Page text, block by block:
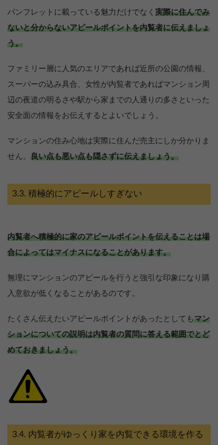
パンフレットに載っている魅力だけでなく 実際に住んでみ
ないと分からないアピールポイントを内覧者に伝えましょ
う。
ファミリー層に人気のエリアであれば近所の公園の情報、
スーパーの込み具合、女性が内覧者であればマンション周
辺の夜道の明るさや駅から家までの人通りの多さといった
安全面の情報をお伝えするとよいでしょう。
マンションの住み心地は実際に住んだ売主にしか分かりま
せん。 良い点も悪い点も隠さずに伝えましょう。
積極的にアピールしすぎない
内覧者へ積極的に家のアピールポイントを伝えることは場
合によってはマイナスになることがあります。
無理にマンションのアピールを行うと強引な印象になり購
入意欲が低くなることがあるのです。
たくさん伝えたいアピールポイントがあったとしてもマン
ションについての説明は内覧者の質問に答える範囲でとど
めておきましょう。
内覧者がゆっくり家を内覧できる環境を作る